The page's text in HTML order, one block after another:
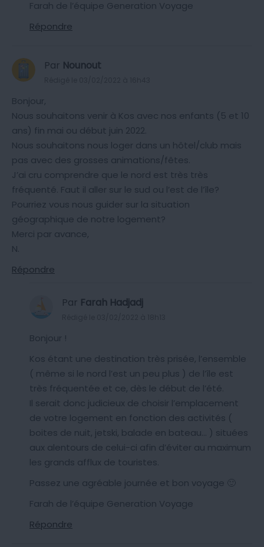
Farah de l’équipe Generation Voyage
Répondre
Par Nounout
Bonjour,
Nous souhaitons venir à Kos avec nos enfants (5 et 10
ans) fin mai ou début juin 2022.
Nous souhaitons nous loger dans un hôtel/club mais
pas avec des grosses animations/fêtes.
J’ai cru comprendre que le nord est très très
fréquenté. Faut il aller sur le sud ou l’est de l’île?
Pourriez vous nous guider sur la situation
géographique de notre logement?
Merci par avance,
N.
Répondre
Par Farah Hadjadj
Bonjour !
Kos étant une destination très prisée, l’ensemble
( même si le nord l’est un peu plus ) de l’île est
très fréquentée et ce, dès le début de l’été.
Il serait donc judicieux de choisir l’emplacement
de votre logement en fonction des activités (
boites de nuit, jetski, balade en bateau… ) situées
aux alentours de celui-ci afin d’éviter au maximum
les grands afflux de touristes.
Passez une agréable journée et bon voyage 🙂
Farah de l’équipe Generation Voyage
Répondre